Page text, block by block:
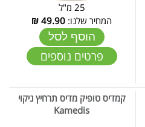
25 מ"ל
המחיר שלנו: 49.90
₪
הוסף לסל
פרטים נוספים
קמדיס טופיק מדיס תרחיץ ניקוי
Kamedis